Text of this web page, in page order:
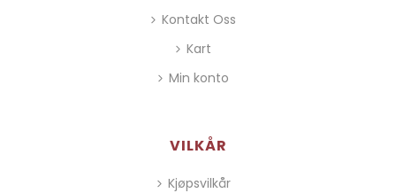
Kontakt Oss
Kart
Min konto
VILKÅR
Kjøpsvilkår